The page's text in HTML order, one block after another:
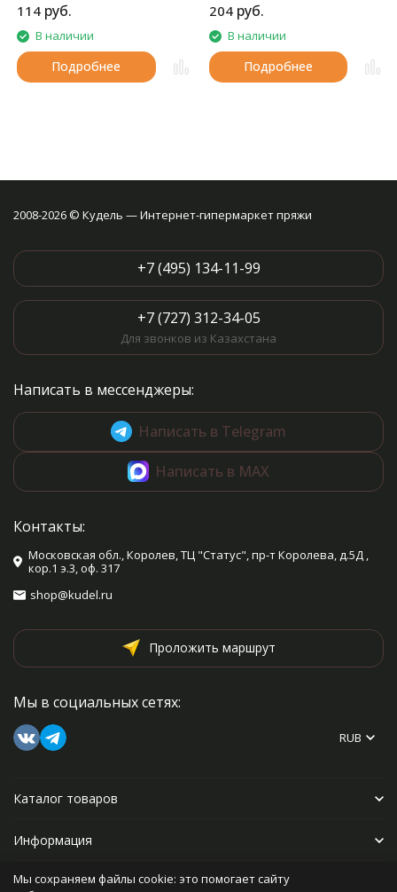
114 руб.
В наличии
Подробнее
204 руб.
В наличии
Подробнее
2008-2026 © Кудель — Интернет-гипермаркет пряжи
+7 (495) 134-11-99
+7 (727) 312-34-05
Для звонков из Казахстана
Написать в мессенджеры:
Написать в Telegram
Написать в MAX
Контакты:
Московская обл., Королев, ТЦ "Статус", пр-т Королева, д.5Д ,
кор.1 э.3, оф. 317
shop@kudel.ru
Проложить маршрут
Мы в социальных сетях:
RUB
Каталог товаров
Информация
Прочее
Мы сохраняем файлы cookie: это помогает сайту